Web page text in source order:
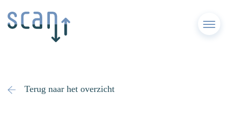
Menu
Terug naar het overzicht